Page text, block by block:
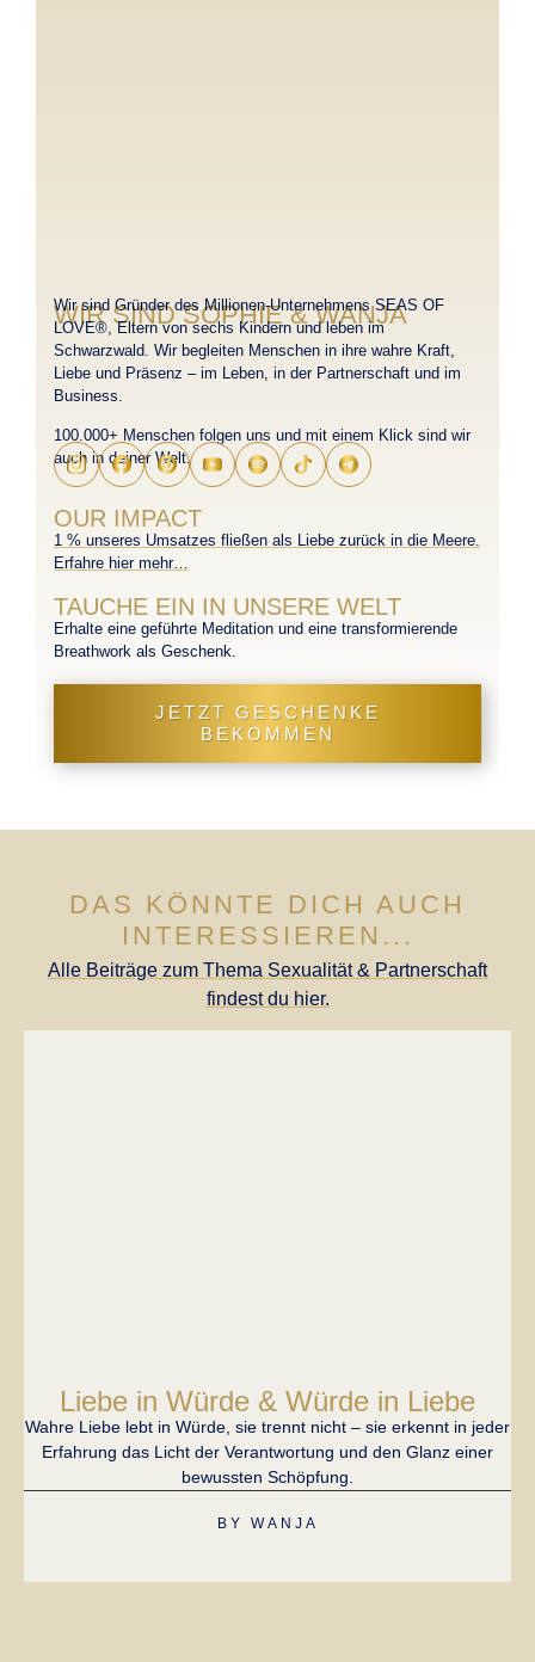
WIR SIND SOPHIE & WANJA
Wir sind Gründer des Millionen-Unternehmens SEAS OF
LOVE®, Eltern von sechs Kindern und leben im
Schwarzwald. Wir begleiten Menschen in ihre wahre Kraft,
Liebe und Präsenz – im Leben, in der Partnerschaft und im
Business.
100.000+ Menschen folgen uns und mit einem Klick sind wir
auch in deiner Welt.
OUR IMPACT
1 % unseres Umsatzes fließen als Liebe zurück in die Meere.
Erfahre hier mehr…
TAUCHE EIN IN UNSERE WELT
Erhalte eine geführte Meditation und eine transformierende
Breathwork als Geschenk.
JETZT GESCHENKE
BEKOMMEN
DAS KÖNNTE DICH AUCH
INTERESSIEREN...
Alle Beiträge zum Thema Sexualität & Partnerschaft
findest du hier.
Liebe in Würde & Würde in Liebe
Wahre Liebe lebt in Würde, sie trennt nicht – sie erkennt in jeder
Erfahrung das Licht der Verantwortung und den Glanz einer
bewussten Schöpfung.
BY WANJA